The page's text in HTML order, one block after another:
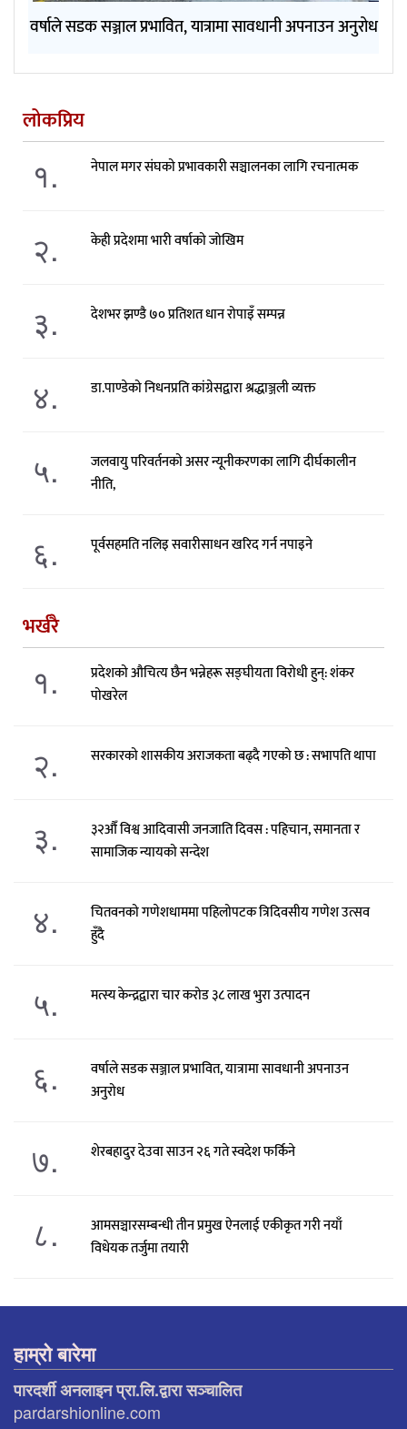
वर्षाले सडक सञ्जाल प्रभावित, यात्रामा सावधानी अपनाउन अनुरोध
लोकप्रिय
१. नेपाल मगर संघको प्रभावकारी सञ्चालनका लागि रचनात्मक
२. केही प्रदेशमा भारी वर्षाको जोखिम
३. देशभर झण्डै ७० प्रतिशत धान रोपाइँ सम्पन्न
४. डा.पाण्डेको निधनप्रति कांग्रेसद्वारा श्रद्धाञ्जली व्यक्त
५.
जलवायु परिवर्तनको असर न्यूनीकरणका लागि दीर्घकालीन
नीति,
६. पूर्वसहमति नलिइ सवारीसाधन खरिद गर्न नपाइने
भर्खरै
१.
प्रदेशको औचित्य छैन भन्नेहरू सङ्घीयता विरोधी हुन्: शंकर
पोखरेल
२. सरकारको शासकीय अराजकता बढ्दै गएको छ : सभापति थापा
३.
३२औँ विश्व आदिवासी जनजाति दिवस : पहिचान, समानता र
सामाजिक न्यायको सन्देश
४.
चितवनको गणेशधाममा पहिलोपटक त्रिदिवसीय गणेश उत्सव
हुँदै
५. मत्स्य केन्द्रद्वारा चार करोड ३८ लाख भुरा उत्पादन
६.
वर्षाले सडक सञ्जाल प्रभावित, यात्रामा सावधानी अपनाउन
अनुरोध
७. शेरबहादुर देउवा साउन २६ गते स्वदेश फर्किने
८.
आमसञ्चारसम्बन्धी तीन प्रमुख ऐनलाई एकीकृत गरी नयाँ
विधेयक तर्जुमा तयारी
हाम्रो बारेमा
पारदर्शी अनलाइन प्रा.लि.द्वारा सञ्चालित
pardarshionline.com